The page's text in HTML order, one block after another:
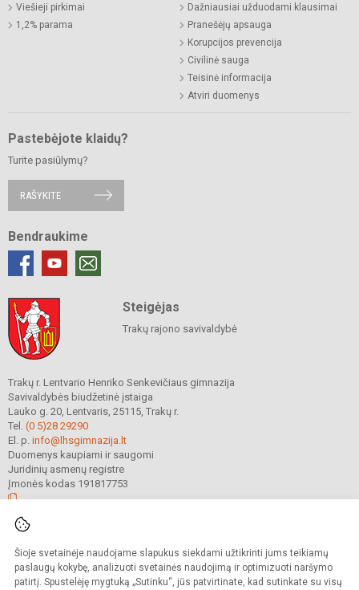
Šioje svetainėje naudojame slapukus siekdami užtikrinti jums teikiamų
paslaugų kokybę, analizuoti svetainės naudojimą ir optimizuoti naršymo
patirtį. Spustelėję mygtuką „Sutinku“, jūs patvirtinate, kad sutinkate su visų
Viešieji pirkimai
1,2% parama
Dažniausiai užduodami klausimai
Pranešėjų apsauga
Korupcijos prevencija
Civilinė sauga
Teisinė informacija
Atviri duomenys
Pastebėjote klaidų?
Turite pasiūlymų?
RAŠYKITE
Bendraukime
Steigėjas
Trakų rajono savivaldybė
Trakų r. Lentvario Henriko Senkevičiaus gimnazija
Savivaldybės biudžetinė įstaiga
Lauko g. 20, Lentvaris, 25115, Trakų r.
Tel. (0 5)28 29290
El. p. info@lhsgimnazija.lt
Duomenys kaupiami ir saugomi
Juridinių asmenų registre
Įmonės kodas 191817753
saugomos.
Kopijuoti turinį be raštiško gimnazijos sutikimo griežtai draudžiama.